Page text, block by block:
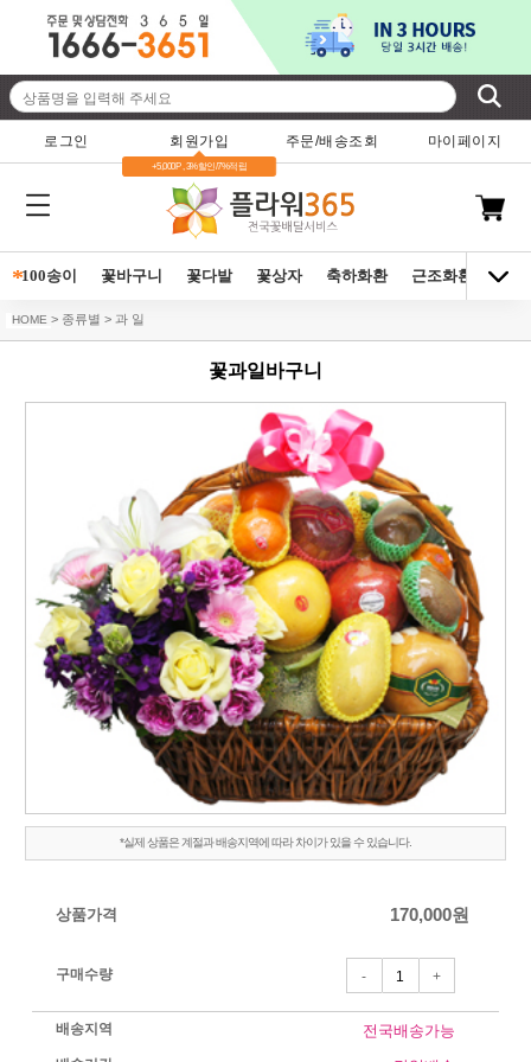
로그인 회원가입
+5,000P , 3%할인/7%적립
주문/배송조회 마이페이지
*100송이 꽃바구니 꽃다발 꽃상자 축하화환 근조화환 동양
HOME > 종류별 > 과 일
꽃과일바구니
*실제 상품은 계절과 배송지역에 따라 차이가 있을 수 있습니다.
상품가격 170,000원
구매수량 - +
배송지역 전국배송가능